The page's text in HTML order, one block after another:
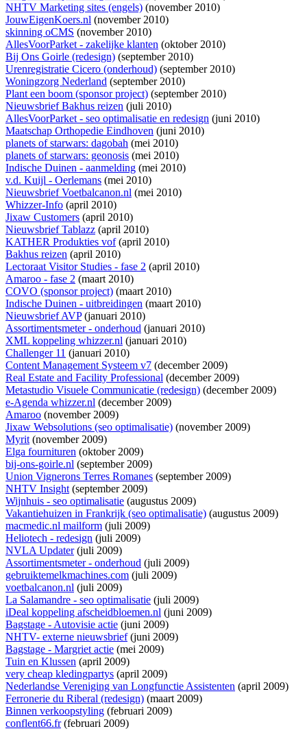
NHTV Marketing sites (engels) (november 2010)
JouwEigenKoers.nl (november 2010)
skinning oCMS (november 2010)
AllesVoorParket - zakelijke klanten (oktober 2010)
Bij Ons Goirle (redesign) (september 2010)
Urenregistratie Cicero (onderhoud) (september 2010)
Woningzorg Nederland (september 2010)
Plant een boom (sponsor project) (september 2010)
Nieuwsbrief Bakhus reizen (juli 2010)
AllesVoorParket - seo optimalisatie en redesign (juni 2010)
Maatschap Orthopedie Eindhoven (juni 2010)
planets of starwars: dagobah (mei 2010)
planets of starwars: geonosis (mei 2010)
Indische Duinen - aanmelding (mei 2010)
v.d. Kuijl - Oerlemans (mei 2010)
Nieuwsbrief Voetbalcanon.nl (mei 2010)
Whizzer-Info (april 2010)
Jixaw Customers (april 2010)
Nieuwsbrief Tablazz (april 2010)
KATHER Produkties vof(april 2010)
Bakhus reizen (april 2010)
Lectoraat Visitor Studies - fase 2 (april 2010)
Amaroo - fase 2 (maart 2010)
COVO (sponsor project) (maart 2010)
Indische Duinen - uitbreidingen (maart 2010)
Nieuwsbrief AVP(januari 2010)
Assortimentsmeter - onderhoud (januari 2010)
XML koppeling whizzer.nl (januari 2010)
Challenger 11 (januari 2010)
Content Management Systeem v7 (december 2009)
Real Estate and Facility Professional (december 2009)
Metastudio Visuele Communicatie (redesign) (december 2009)
e-Agenda whizzer.nl (december 2009)
Amaroo (november 2009)
Jixaw Websolutions (seo optimalisatie) (november 2009)
Myrit(november 2009)
Elga fournituren (oktober 2009)
bij-ons-goirle.nl (september 2009)
Union Vignerons Terres Romanes (september 2009)
NHTV Insight(september 2009)
Wijnhuis - seo optimalisatie (augustus 2009)
Vakantiehuizen in Frankrijk (seo optimalisatie) (augustus 2009)
macmedic.nl mailform (juli 2009)
Heliotech - redesign (juli 2009)
NVLA Updater(juli 2009)
Assortimentsmeter - onderhoud (juli 2009)
gebruiktemelkmachines.com (juli 2009)
voetbalcanon.nl (juli 2009)
La Salamandre - seo optimalisatie (juli 2009)
iDeal koppeling afscheidbloemen.nl (juni 2009)
Bagstage - Autovisie actie (juni 2009)
NHTV- externe nieuwsbrief(juni 2009)
Bagstage - Margriet actie (mei 2009)
Tuin en Klussen (april 2009)
very cheap kledingpartys (april 2009)
Nederlandse Vereniging van Longfunctie Assistenten (april 2009)
Ferronerie du Riberal (redesign) (maart 2009)
Binnen verkoopstyling (februari 2009)
conflent66.fr(februari 2009)